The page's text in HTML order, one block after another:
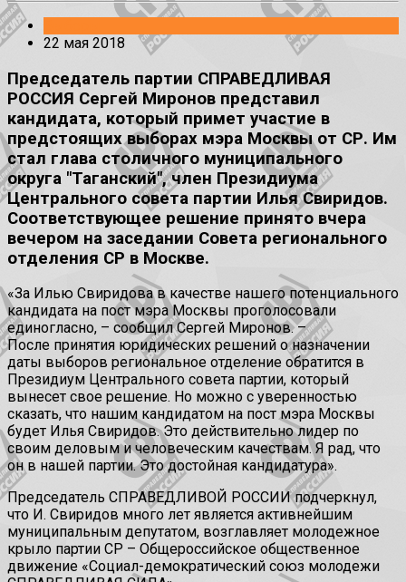
22 мая 2018
Председатель партии СПРАВЕДЛИВАЯ
РОССИЯ Сергей Миронов представил
кандидата, который примет участие в
предстоящих выборах мэра Москвы от СР. Им
стал глава столичного муниципального
округа "Таганский", член Президиума
Центрального совета партии Илья Свиридов.
Соответствующее решение принято вчера
вечером на заседании Совета регионального
отделения СР в Москве.
«За Илью Свиридова в качестве нашего потенциального
кандидата на пост мэра Москвы проголосовали
единогласно, – сообщил Сергей Миронов. –
После принятия юридических решений о назначении
даты выборов региональное отделение обратится в
Президиум Центрального совета партии, который
вынесет свое решение. Но можно с уверенностью
сказать, что нашим кандидатом на пост мэра Москвы
будет Илья Свиридов. Это действительно лидер по
своим деловым и человеческим качествам. Я рад, что
он в нашей партии. Это достойная кандидатура».
Председатель СПРАВЕДЛИВОЙ РОССИИ подчеркнул,
что И. Свиридов много лет является активнейшим
муниципальным депутатом, возглавляет молодежное
крыло партии СР – Общероссийское общественное
движение «Социал-демократический союз молодежи